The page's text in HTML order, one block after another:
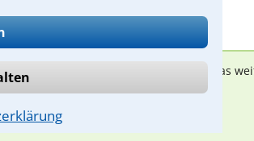
bei Ihnen melden, um das